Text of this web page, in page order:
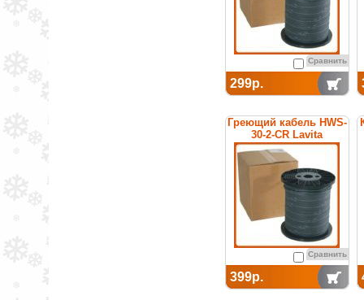
Сравнить
299р.
Греющий кабель HWS-
30-2-CR Lavita
Сравнить
399р.